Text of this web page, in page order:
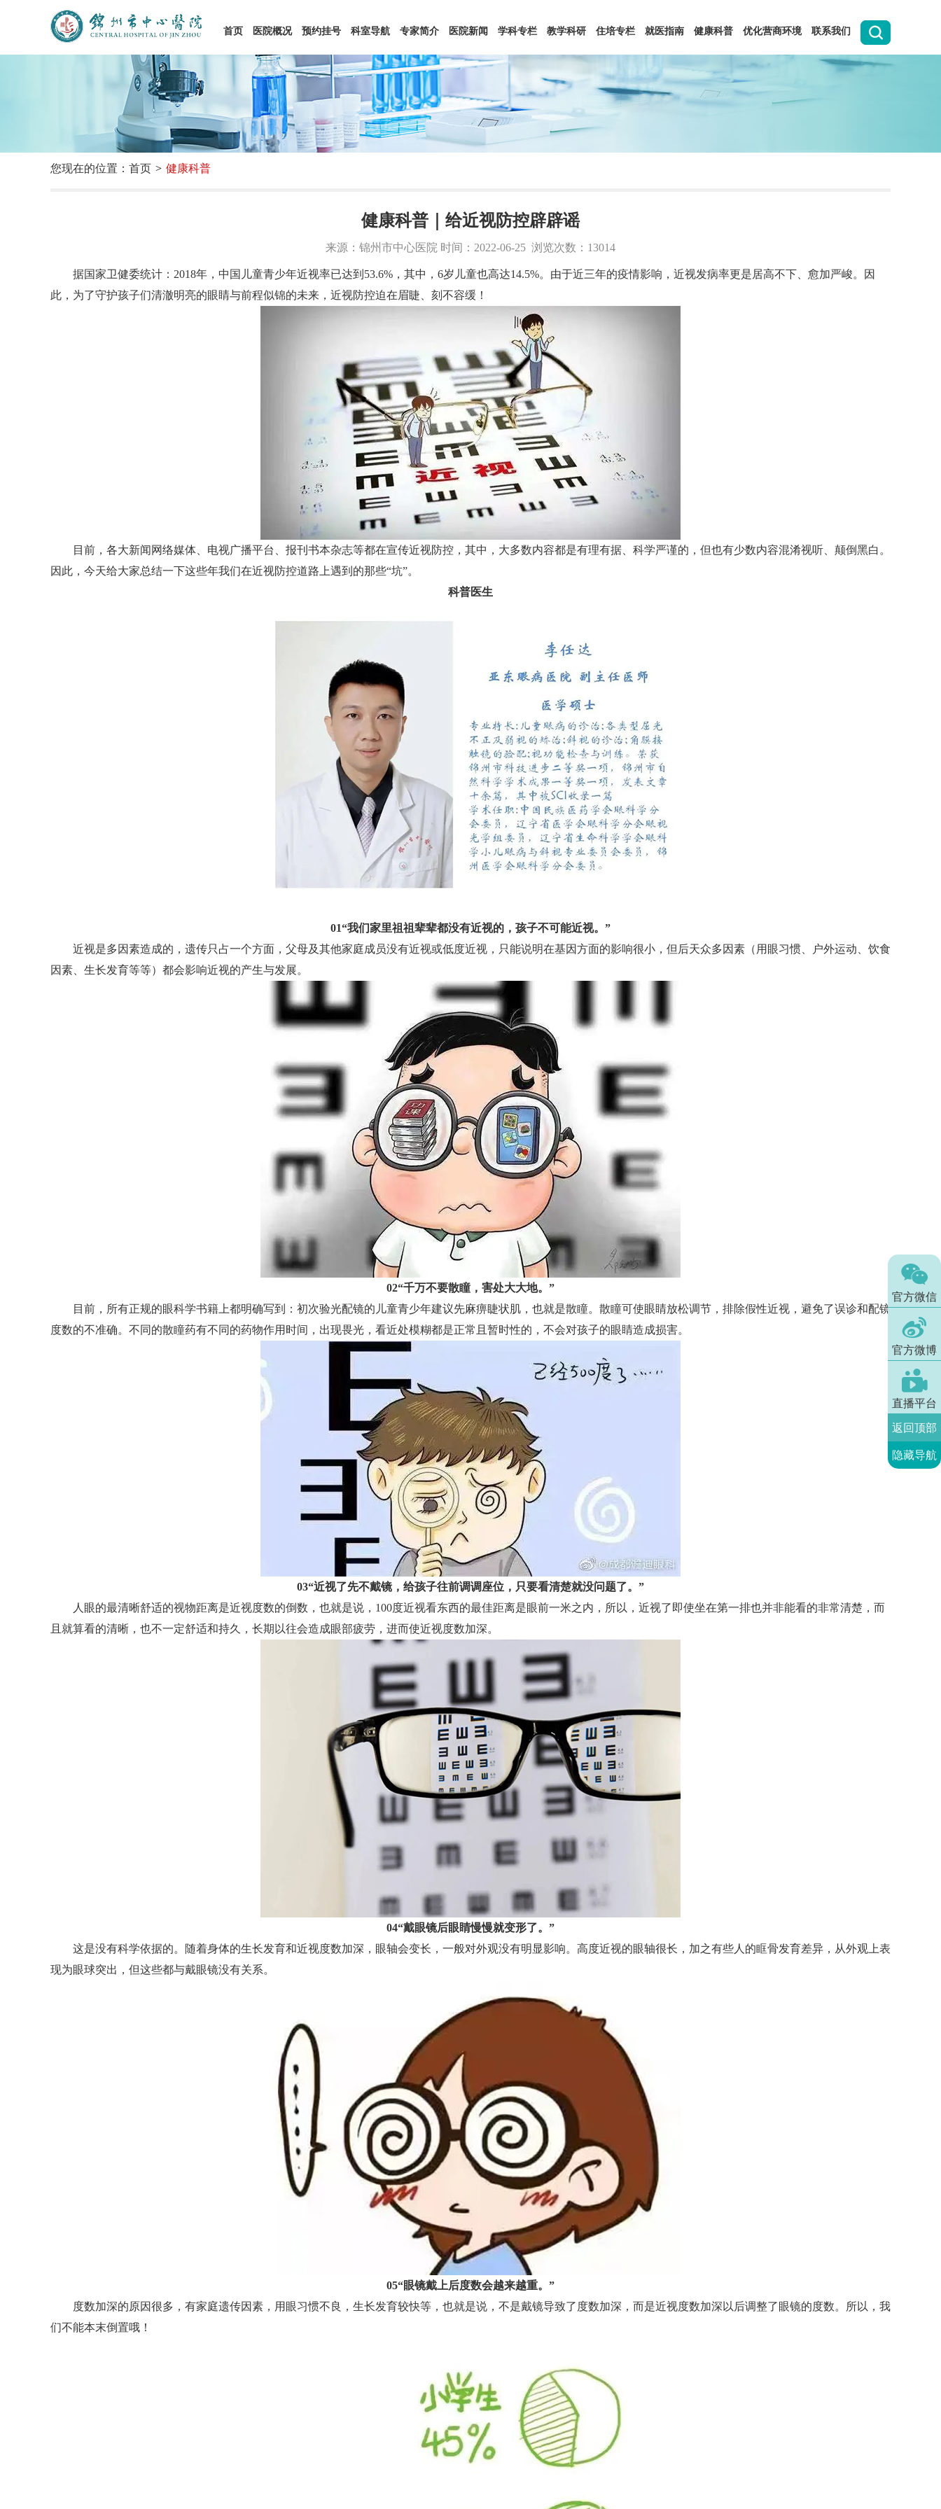

官方微信

官方微博

直播平台
返回顶部
隐藏导航
首页 医院概况 预约挂号 科室导航 专家简介 医院新闻 学科专栏 教学科研 住培专栏 就医指南 健康科普 优化营商环境 联系我们
您现在的位置：首页 健康科普
健康科普｜给近视防控辟辟谣
来源：锦州市中心医院 时间：2022-06-25 浏览次数：13014
据国家卫健委统计：2018年，中国儿童青少年近视率已达到53.6%，其中，6岁儿童也高达14.5%。由于近三年的疫情影响，近视发病率更是居高不下、愈加严峻。因
此，为了守护孩子们清澈明亮的眼睛与前程似锦的未来，近视防控迫在眉睫、刻不容缓！
目前，各大新闻网络媒体、电视广播平台、报刊书本杂志等都在宣传近视防控，其中，大多数内容都是有理有据、科学严谨的，但也有少数内容混淆视听、颠倒黑白。
因此，今天给大家总结一下这些年我们在近视防控道路上遇到的那些“坑”。
科普医生
01“我们家里祖祖辈辈都没有近视的，孩子不可能近视。”
近视是多因素造成的，遗传只占一个方面，父母及其他家庭成员没有近视或低度近视，只能说明在基因方面的影响很小，但后天众多因素（用眼习惯、户外运动、饮食
因素、生长发育等等）都会影响近视的产生与发展。
02“千万不要散瞳，害处大大地。”
目前，所有正规的眼科学书籍上都明确写到：初次验光配镜的儿童青少年建议先麻痹睫状肌，也就是散瞳。散瞳可使眼睛放松调节，排除假性近视，避免了误诊和配镜
度数的不准确。不同的散瞳药有不同的药物作用时间，出现畏光，看近处模糊都是正常且暂时性的，不会对孩子的眼睛造成损害。
03“近视了先不戴镜，给孩子往前调调座位，只要看清楚就没问题了。”
人眼的最清晰舒适的视物距离是近视度数的倒数，也就是说，100度近视看东西的最佳距离是眼前一米之内，所以，近视了即使坐在第一排也并非能看的非常清楚，而
且就算看的清晰，也不一定舒适和持久，长期以往会造成眼部疲劳，进而使近视度数加深。
04“戴眼镜后眼睛慢慢就变形了。”
这是没有科学依据的。随着身体的生长发育和近视度数加深，眼轴会变长，一般对外观没有明显影响。高度近视的眼轴很长，加之有些人的眶骨发育差异，从外观上表
现为眼球突出，但这些都与戴眼镜没有关系。
05“眼镜戴上后度数会越来越重。”
度数加深的原因很多，有家庭遗传因素，用眼习惯不良，生长发育较快等，也就是说，不是戴镜导致了度数加深，而是近视度数加深以后调整了眼镜的度数。所以，我
们不能本末倒置哦！